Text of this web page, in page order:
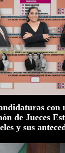
con
de Jueces
y sus